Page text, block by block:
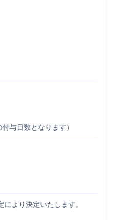
与日数となります）
より決定いたします。